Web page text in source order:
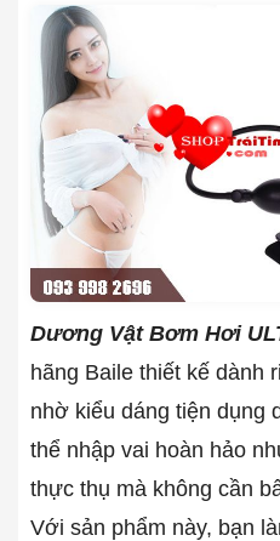
Dương Vật Bơm Hơi
hãng Baile thiết kế dành
nhờ kiểu dáng tiện dụng
thể nhập vai hoàn hảo
thực thụ mà không cần
Với sản phẩm này, bạn